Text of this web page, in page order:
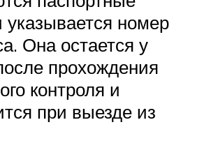
номер
Она остается у
прохождения
контроля и
при выезде из